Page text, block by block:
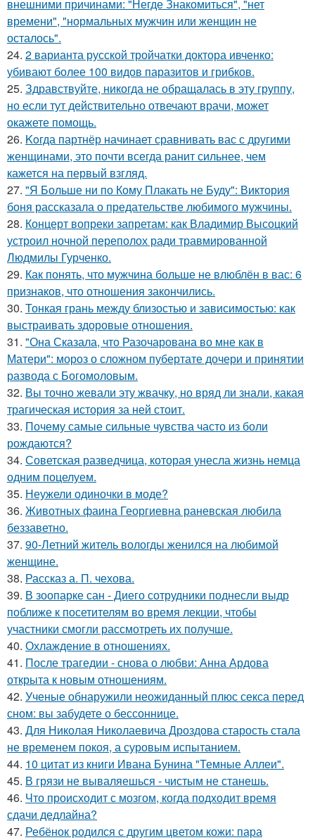
внешними причинами: "Негде Знакомиться", "нет
времени", "нормальных мужчин или женщин не
осталось".
24. 2 варианта русской тройчатки доктора ивченко:
убивают более 100 видов паразитов и грибков.
25. Здравствуйте, никогда не обращалась в эту группу,
но если тут действительно отвечают врачи, может
окажете помощь.
26. Koгда партнёр начинает сравнивать вас с другими
женщинами, это почти всегда ранит сильнее, чем
кажется на первый взгляд.
27. "Я Больше ни по Кому Плакать не Буду": Виктория
боня рассказала о предательстве любимого мужчины.
28. Концерт вопреки запретам: как Владимир Высоцкий
устроил ночной переполох ради травмированной
Людмилы Гурченко.
29. Как понять, что мужчина больше не влюблён в вас: 6
признаков, что отношения закончились.
30. Тонкая грань между близостью и зависимостью: как
выстраивать здоровые отношения.
31. "Она Сказала, что Разочарована во мне как в
Матери": мороз о сложном пубертате дочери и принятии
развода с Богомоловым.
32. Вы точно жевали эту жвачку, но вряд ли знали, какая
трагическая история за ней стоит.
33. Почему самые сильные чувства часто из боли
рождаются?
34. Советская разведчица, которая унесла жизнь немца
одним поцелуем.
35. Неужели одиночки в моде?
36. Животных фаина Георгиевна раневская любила
беззаветно.
37. 90-Летний житель вологды женился на любимой
женщине.
38. Рассказ а. П. чехова.
39. В зоопарке сан - Диего сотрудники поднесли выдр
поближе к посетителям во время лекции, чтобы
участники смогли рассмотреть их получше.
40. Охлаждение в отношениях.
41. После трагедии - снова о любви: Анна Ардова
открыта к новым отношениям.
42. Ученые обнаружили неожиданный плюс секса перед
сном: вы забудете о бессоннице.
43. Для Николая Николаевича Дроздова старость стала
не временем покоя, а суровым испытанием.
44. 10 цитат из книги Ивана Бунина "Темные Аллеи".
45. В грязи не вываляешься - чистым не станешь.
46. Что происходит с мозгом, когда подходит время
сдачи дедлайна?
47. Ребёнок родился с другим цветом кожи: пара